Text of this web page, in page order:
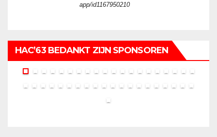
app/id1167950210
HAC’63 BEDANKT ZIJN SPONSOREN